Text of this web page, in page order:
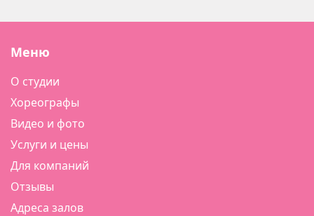
Меню
О студии
Хореографы
Видео и фото
Услуги и цены
Для компаний
Отзывы
Адреса залов